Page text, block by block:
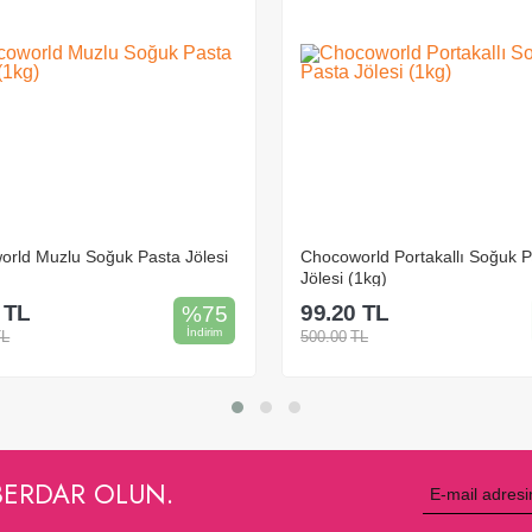
Portakallı Soğuk Pasta
%80
İndirim
TL
Chocoworld Sade Soğuk Pasta
(1kg)
99.20 TL
500.00 TL
OLUN.